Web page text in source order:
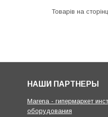
НАШИ ПАРТНЕРЫ
Marena - гипермаркет
оборудования